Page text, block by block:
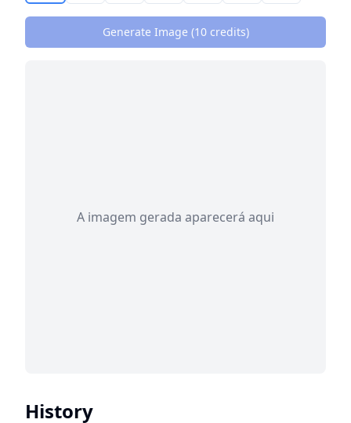
Generate Image (10credits)
A imagem gerada aparecerá aqui
History